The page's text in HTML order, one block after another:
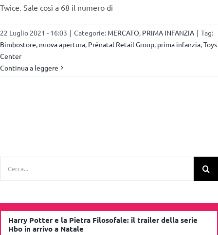
Twice. Sale così a 68 il numero di
22 Luglio 2021 - 16:03 | Categorie: MERCATO, PRIMA INFANZIA | Tag:
Bimbostore, nuova apertura, Prénatal Retail Group, prima infanzia,Toys
Center
Continua a leggere
Harry Potter e la Pietra Filosofale: il trailer della serie
Hbo in arrivo a Natale